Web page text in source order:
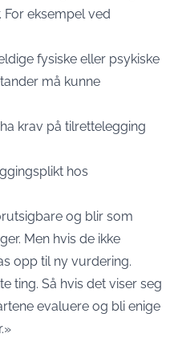
For eksempel ved
fysiske eller psykiske
må kunne
krav på tilrettelegging
hos
og blir som
Men hvis de ikke
opp til ny vurdering.
ting. Så hvis det viser seg
evaluere og bli enige